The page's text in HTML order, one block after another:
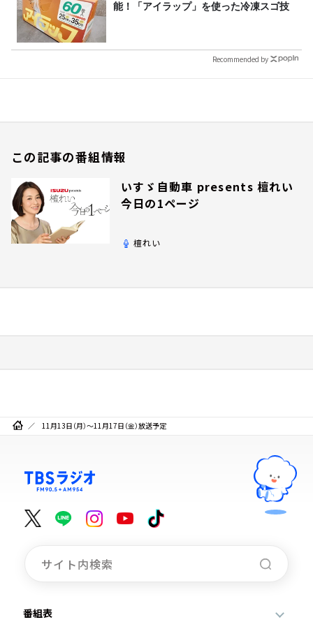
能！「アイラップ」を使った冷凍スゴ技
Recommended by
この記事の番組情報
いすゞ自動車 presents 檀れい
今日の1ページ
檀れい
11月13日（月）～11月17日（金）放送予定
番組表